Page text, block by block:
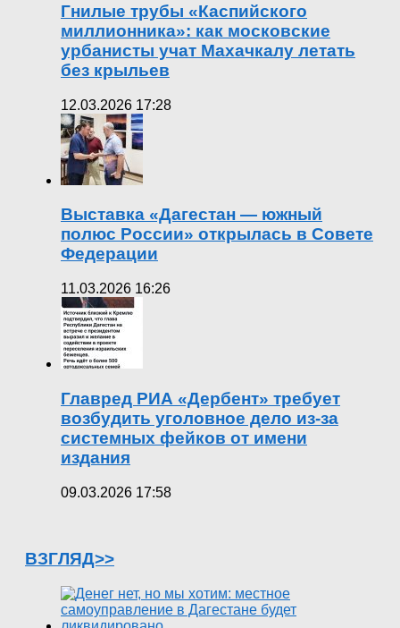
Гнилые трубы «Каспийского
миллионника»: как московские
урбанисты учат Махачкалу летать
без крыльев
12.03.2026 17:28
Выставка «Дагестан — южный
полюс России» открылась в Совете
Федерации
11.03.2026 16:26
Главред РИА «Дербент» требует
возбудить уголовное дело из-за
системных фейков от имени
издания
09.03.2026 17:58
ВЗГЛЯД>>